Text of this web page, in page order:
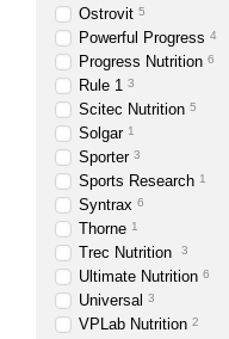
Ostrovit 5
Powerful Progress 4
Progress Nutrition 6
Rule 1 3
Scitec Nutrition 5
Solgar 1
Sporter 3
Sports Research 1
Syntrax 6
Thorne 1
Trec Nutrition 3
Ultimate Nutrition 6
Universal 3
VPLab Nutrition 2